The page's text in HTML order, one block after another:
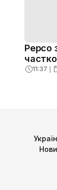
Pepco
11:37 ❘